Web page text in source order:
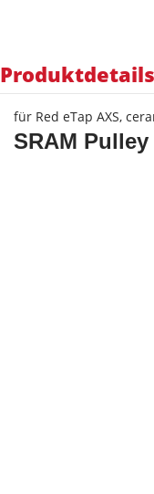
Produktdetails
für Red eTap AXS,
SRAM